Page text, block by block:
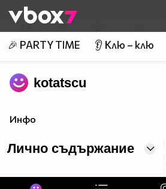
👾
🎉 PARTY TIME 👂 Клю – клю
kotatscu
Инфо
Лично съдържание